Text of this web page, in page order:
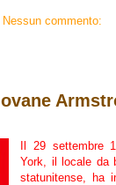
Nessun commento:
Il 29 settembre
York, il locale da
statunitense, ha